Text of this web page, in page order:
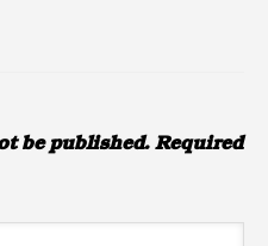
be published. Required